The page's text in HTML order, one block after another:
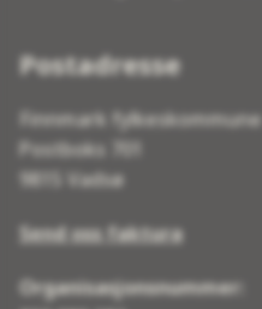
Postadresse
Finnmark fylkeskommune
Postboks 701
9815 Vadsø
Send oss faktura
Organisasjonsnummer: